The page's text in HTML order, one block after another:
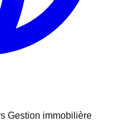
Gestion immobilière